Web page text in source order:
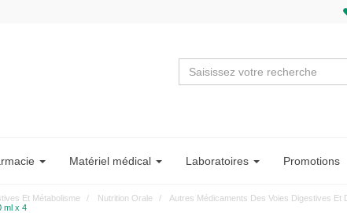
Matériel médical Laboratoires Promotions
Et Métabolisme Nutrition Orale
Autres Médicaments Des Voies Digestives Et
ml x 4